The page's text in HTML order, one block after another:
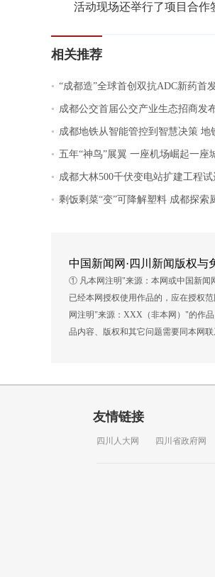
活动现场还举行了项目合作签
相关推荐
. “成都造”全球首创双抗ADC新药首
. 成都公交首届公交产业生态招商发
. 成都地铁从智能管控到智慧决策
. 五年“神鸟”展翼 一座机场崛起一座
. 成都大林500千伏变电站扩建工程
. 剩饭剩菜“变”可降解塑料 成都探索
中国新闻网·四川新闻版权与
① 凡本网注明"来源：本网或中国新闻
已经本网授权使用作品的，应在授权
网注明"来源：XXX（非本网）"的作
品内容、版权和其它问题需要同本网
友情链接
四川人大网 四川省政府网